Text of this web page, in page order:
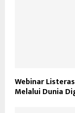
Webinar
Melalui Dunia